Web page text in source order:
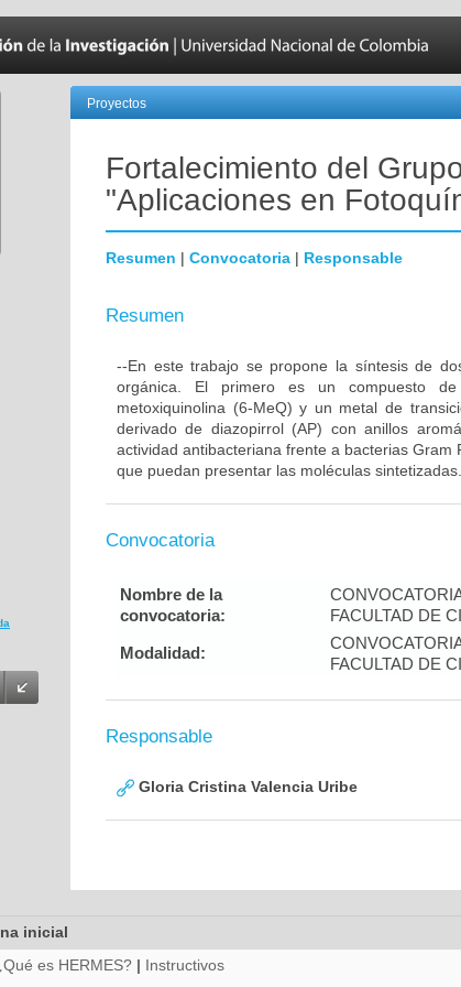
Proyectos
Fortalecimiento del
"Aplicaciones en
Resumen | Convocatoria | Responsable
Resumen
--En este trabajo se propone la síntesis de
orgánica. El primero es un compuesto
metoxiquinolina (6-MeQ) y un metal de
derivado de diazopirrol (AP) con anillos
actividad antibacteriana frente a bacterias
que puedan presentar las moléculas sintetizadas.
Convocatoria
Nombre de la
convocatoria:
FACULTAD DE
Modalidad:
FACULTAD DE
Responsable
Gloria Cristina Valencia Uribe
inicial
es HERMES? | Instructivos